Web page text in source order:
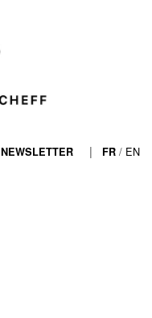
NEWSLETTER | FR / EN